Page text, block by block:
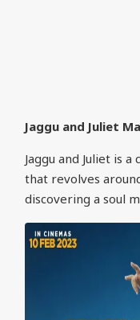
Jaggu and Juliet
Jaggu and Juliet is
that revolves
discovering a soul